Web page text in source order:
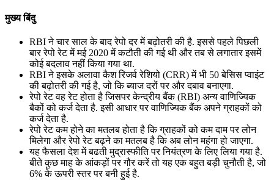
📝 डेली करेंट अफेयर्स: 16-18 जुलाई 2026
July 16, 2026
📝 डेली करेंट अफेयर्स: 13-15 जुलाई 2026
मुख्य बिंदु
RBI ने चार साल के बाद रेपो दर में बढ़ोतरी की है. इससे पहले पिछली
बार रेपो रेट में मई 2020 में कटौती की गई थी और तब से लगातार इसमें
कोई बदलाव नहीं किया गया था.
RBI ने इसके अलावा कैश रिजर्व रेशियो (CRR) में भी 50 बेसिस प्‍वाइंट
की बढ़ोतरी की गई है, जो कि ब्याज दरों पर और दबाव बनाएगा.
रेपो रेट वह रेट होता है जिसपर केन्द्रीय बैंक (RBI) अन्य वाणिज्यिक
बैकों को कर्ज देता है. इसी आधार पर वाणिज्यिक बैंक अपने ग्राहकों को
कर्ज देता है.
रेपो रेट कम होने का मतलब होता है कि ग्राहकों को कम दाम पर लोन
मिलेगा और रेपो रेट बढ़ने का मतलब है कि अब लोन महंगा हो जाएगा.
यह फैसला देश में बढती मुद्रास्फीति पर नियंत्रण के लिए लिया गया है.
बीते कुछ माह के आंकड़ों पर गौर करें तो यह एक बहुत बड़ी चुनौती है, जो
6% के ऊपरी स्तर पर बनी हुई है.